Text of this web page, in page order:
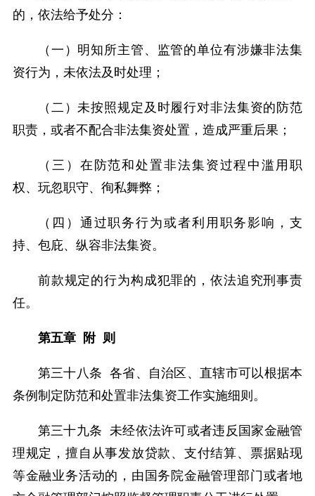
的，依法给予处分：
（一）明知所主管、监管的单位有涉嫌非法集
资行为，未依法及时处理；
（二）未按照规定及时履行对非法集资的防范
职责，或者不配合非法集资处置，造成严重后果；
（三）在防范和处置非法集资过程中滥用职
权、玩忽职守、徇私舞弊；
（四）通过职务行为或者利用职务影响，支
持、包庇、纵容非法集资。
前款规定的行为构成犯罪的，依法追究刑事责
任。
第五章 附 则
第三十八条 各省、自治区、直辖市可以根据本
条例制定防范和处置非法集资工作实施细则。
第三十九条 未经依法许可或者违反国家金融管
理规定，擅自从事发放贷款、支付结算、票据贴现
等金融业务活动的，由国务院金融管理部门或者地